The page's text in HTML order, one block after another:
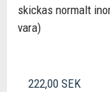
skickas normalt
vara)
222,00 SEK